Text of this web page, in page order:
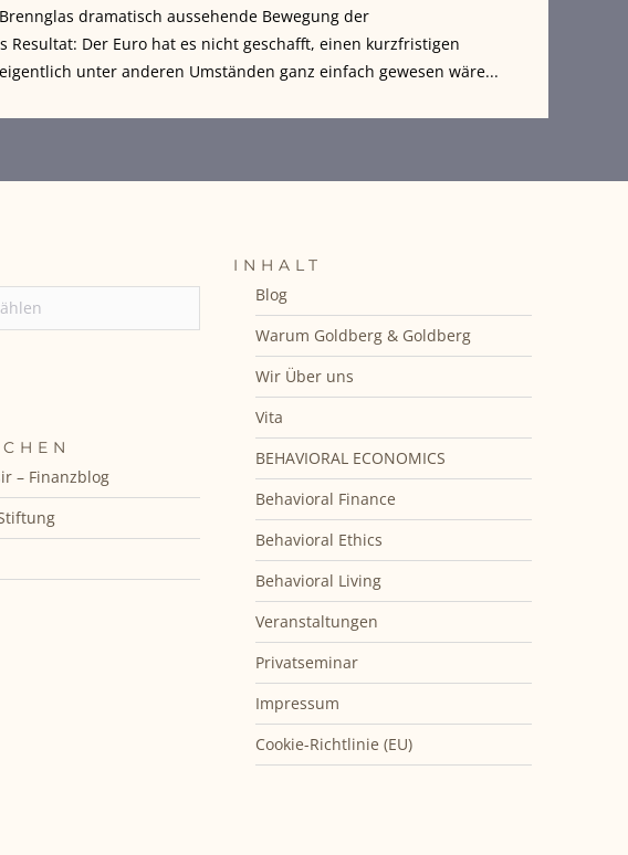
dramatisch aussehende Bewegung der
Der Euro hat es nicht geschafft, einen kurzfristigen
unter anderen Umständen ganz einfach gewesen wäre...
– Finanzblog
INHALT
Blog
Warum Goldberg & Goldberg
Wir Über uns
Vita
BEHAVIORAL ECONOMICS
Behavioral Finance
Behavioral Ethics
Behavioral Living
Veranstaltungen
Privatseminar
Impressum
Cookie-Richtlinie (EU)